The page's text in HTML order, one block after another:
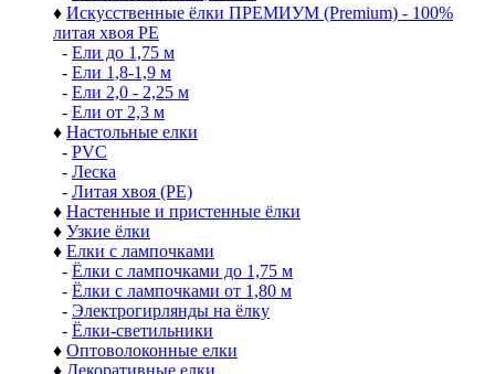
♦ Искусственные ёлки ПРЕМИУМ (Premium) - 100%
литая хвоя РЕ
- Ели до 1,75 м
- Ели 1,8-1,9 м
- Ели 2,0 - 2,25 м
- Ели от 2,3 м
♦ Настольные елки
- PVC
- Леска
- Литая хвоя (РЕ)
♦ Настенные и пристенные ёлки
♦ Узкие ёлки
♦ Елки с лампочками
- Ёлки с лампочками до 1,75 м
- Ёлки с лампочками от 1,80 м
- Электрогирлянды на ёлку
- Ёлки-светильники
♦ Оптоволоконные елки
♦ Декоративные елки